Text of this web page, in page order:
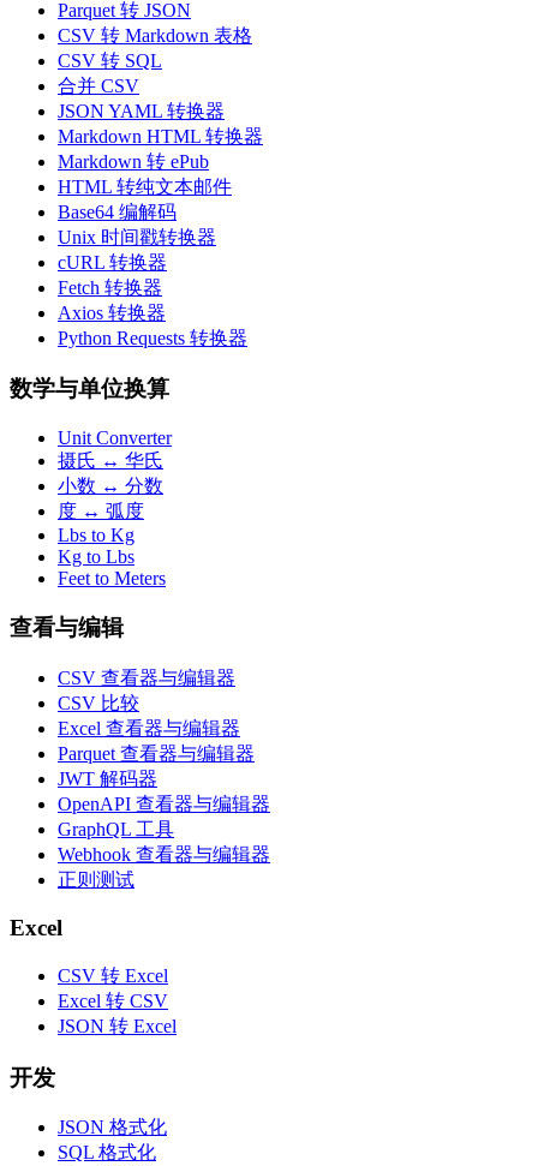
Parquet 转 JSON
CSV 转 Markdown 表格
CSV 转 SQL
合并 CSV
JSON YAML 转换器
Markdown HTML 转换器
Markdown 转 ePub
HTML 转纯文本邮件
Base64 编解码
Unix 时间戳转换器
cURL 转换器
Fetch 转换器
Axios 转换器
Python Requests 转换器
数学与单位换算
Unit Converter
摄氏 ↔ 华氏
小数 ↔ 分数
度 ↔ 弧度
Lbs to Kg
Kg to Lbs
Feet to Meters
查看与编辑
CSV 查看器与编辑器
CSV 比较
Excel 查看器与编辑器
Parquet 查看器与编辑器
JWT 解码器
OpenAPI 查看器与编辑器
GraphQL 工具
Webhook 查看器与编辑器
正则测试
Excel
CSV 转 Excel
Excel 转 CSV
JSON 转 Excel
开发
JSON 格式化
SQL 格式化